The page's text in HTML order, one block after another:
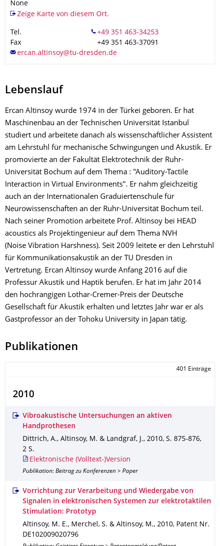
None
Zeige Karte von diesem Ort.
Tel.
Fax
+49 351 463-37091
Lebenslauf
Ercan Altinsoy wurde 1974 in der Türkei geboren. Er hat
Maschinenbau an der Technischen Universität Istanbul
studiert und arbeitete danach als wissenschaftlicher Assistent
am Lehrstuhl für mechanische Schwingungen und Akustik. Er
promovierte an der Fakultät Elektrotechnik der Ruhr-
Universität Bochum auf dem Thema : "Auditory-Tactile
Interaction in Virtual Environments". Er nahm gleichzeitig
auch an der Internationalen Graduiertenschule für
Neurowissenschaften an der Ruhr-Universität Bochum teil.
Nach seiner Promotion arbeitete Prof. Altinsoy bei HEAD
acoustics als Projektingenieur auf dem Thema NVH
(Noise Vibration Harshness). Seit 2009 leitete er den Lehrstuhl
für Kommunikationsakustik an der TU Dresden in
Vertretung. Ercan Altinsoy wurde Anfang 2016 auf die
Professur Akustik und Haptik berufen. Er hat im Jahr 2014
den hochrangigen Lothar-Cremer-Preis der Deutsche
Gesellschaft für Akustik erhalten und letztes Jahr war er als
Gastprofessor an der Tohoku University in Japan tätig.
Publikationen
401 Einträge
2010
Vibroakustische Untersuchungen an aktiven
Handprothesen
Dittrich, A., Altinsoy, M. & Landgraf, J., 2010, S. 875-876,
2 S.
Elektronische (Volltext-)Version
Publikation: Beitrag zu Konferenzen > Paper
Vorrichtung zur Verarbeitung und Wiedergabe von
Signalen in elektronischen Systemen zur elektrotaktilen
Stimulation: Prototyp
Altinsoy, M. E., Merchel, S. & Altinsoy, M., 2010, Patent Nr.
DE102009020796